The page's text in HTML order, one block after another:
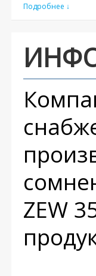
Подробнее ↓
ZEW